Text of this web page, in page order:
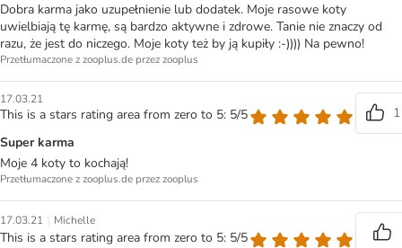
Dobra karma jako uzupełnienie lub dodatek. Moje rasowe koty
uwielbiają tę karmę, są bardzo aktywne i zdrowe. Tanie nie znaczy od
razu, że jest do niczego. Moje koty też by ją kupiły :-)))) Na pewno!
Przetłumaczone z zooplus.de przez zooplus
17.03.21
This is a stars rating area from zero to 5: 5/5
1
Super karma
Moje 4 koty to kochają!
Przetłumaczone z zooplus.de przez zooplus
17.03.21 | Michelle
This is a stars rating area from zero to 5: 5/5